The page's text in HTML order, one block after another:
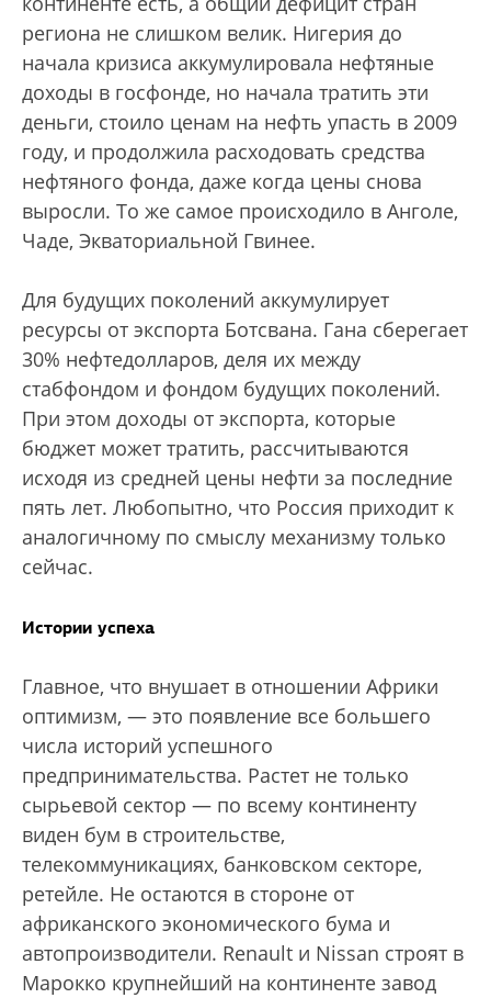
региона не слишком велик. Нигерия до
начала кризиса аккумулировала нефтяные
доходы в госфонде, но начала тратить эти
деньги, стоило ценам на нефть упасть в 2009
году, и продолжила расходовать средства
нефтяного фонда, даже когда цены снова
выросли. То же самое происходило в Анголе,
Чаде, Экваториальной Гвинее.
Для будущих поколений аккумулирует
ресурсы от экспорта Ботсвана. Гана сберегает
30% нефтедолларов, деля их между
стабфондом и фондом будущих поколений.
При этом доходы от экспорта, которые
бюджет может тратить, рассчитываются
исходя из средней цены нефти за последние
пять лет. Любопытно, что Россия приходит к
аналогичному по смыслу механизму только
сейчас.
Истории успеха
Главное, что внушает в отношении Африки
оптимизм, — это появление все большего
числа историй успешного
предпринимательства. Растет не только
сырьевой сектор — по всему континенту
виден бум в строительстве,
телекоммуникациях, банковском секторе,
ретейле. Не остаются в стороне от
африканского экономического бума и
автопроизводители. Renault и Nissan строят в
Марокко крупнейший на континенте завод